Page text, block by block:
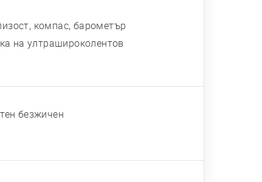
компас, барометър
на ултрашироколентов
безжичен